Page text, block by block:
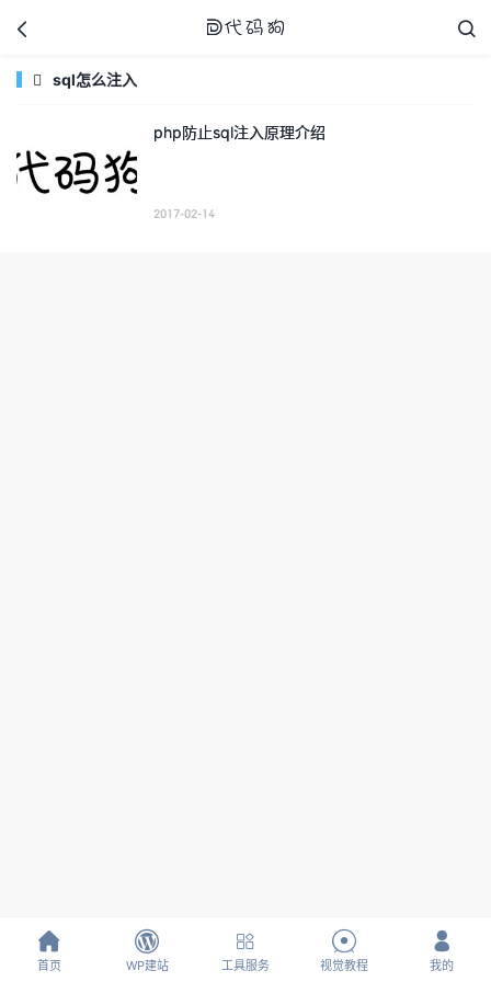

 
 sql怎么注入
php防止sql注入原理介绍
2017-02-14

首页

WP建站

工具服务

视觉教程

我的